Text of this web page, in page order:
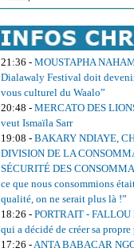
21:36 - MOUSTAPHA
Dialawaly Festival doit
vous culturel du Waalo”
20:48 - MERCATO DES
veut Ismaïla Sarr
19:08 - BAKARY NDIAYE,
DIVISION DE LA
SÉCURITÉ DES
ce que nous consommions
qualité, on ne serait plus là !”
18:26 - PORTRAIT - FALLOU
qui a décidé de créer sa propre
17:26 -ANTA BABACAR